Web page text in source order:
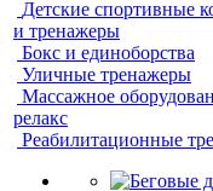
Детские спортивные
и тренажеры
Бокс и единоборства
Уличные тренажеры
Массажное
релакс
Реабилитационные